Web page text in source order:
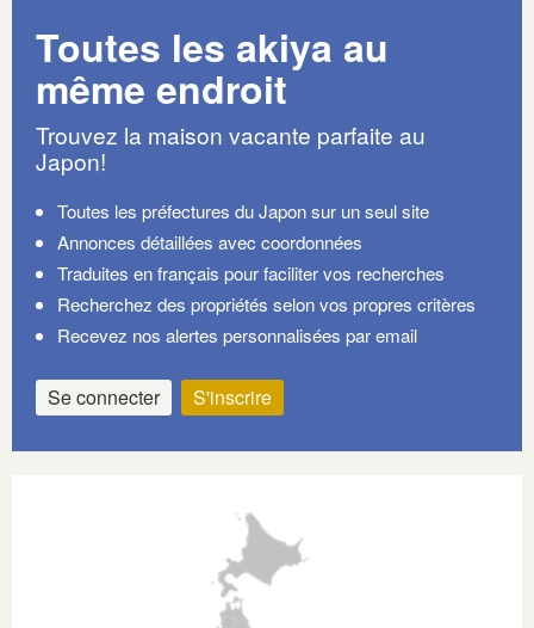
Toutes les akiya au
même endroit
Trouvez la maison vacante parfaite au
Japon!
Toutes les préfectures du Japon sur un seul site
Annonces détaillées avec coordonnées
Traduites en français pour faciliter vos recherches
Recherchez des propriétés selon vos propres critères
Recevez nos alertes personnalisées par email
Se connecter S'inscrire